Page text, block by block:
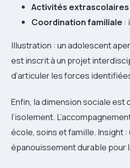
Activités extrascolaires
Coordination familiale :
Illustration : un adolescent
est inscrit à un projet
d’articuler les forces
Enfin, la dimension sociale
l’isolement.
école, soins et famille. Insight
épanouissement durable pour